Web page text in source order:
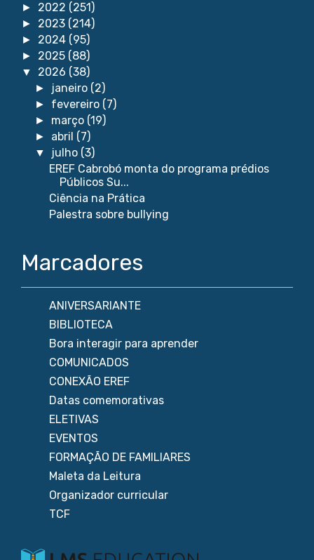
► 2022 (251)
► 2023 (214)
► 2024 (95)
► 2025 (88)
▼ 2026 (38)
► janeiro (2)
► fevereiro (7)
► março (19)
► abril (7)
▼ julho (3)
EREF Cabrobó monta do programa prédios
Públicos Su...
Ciência na Prática
Palestra sobre bullying
Marcadores
ANIVERSARIANTE
BIBLIOTECA
Bora interagir para aprender
COMUNICADOS
CONEXÃO EREF
Datas comemorativas
ELETIVAS
EVENTOS
FORMAÇÃO DE FAMILIARES
Maleta da Leitura
Organizador curricular
TCF